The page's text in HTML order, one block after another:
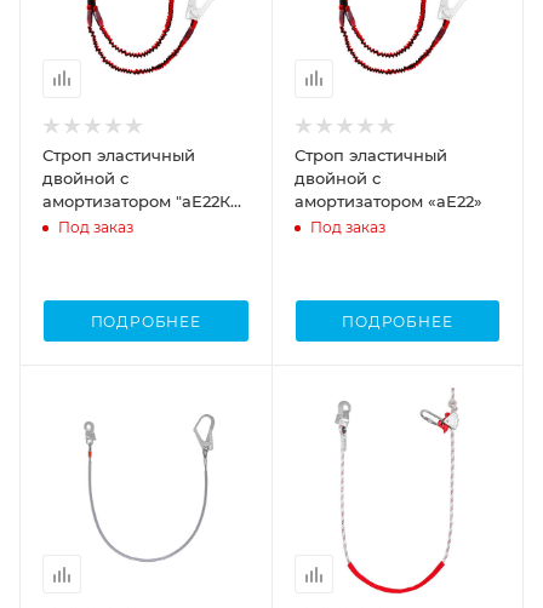
Строп эластичный
двойной с
амортизатором "аЕ22К
огнеупорный"
Под заказ
ПОДРОБНЕЕ
Строп эластичный
двойной с
амортизатором «аЕ22»
Под заказ
ПОДРОБНЕЕ